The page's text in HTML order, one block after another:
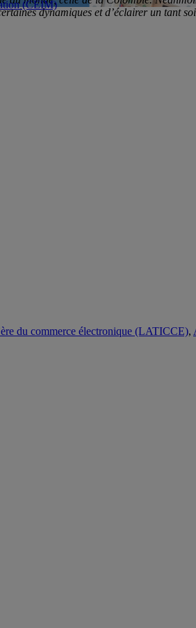
dynamiques et d’éclairer un tant
(CEIM)
du commerce électronique (LATICCE),